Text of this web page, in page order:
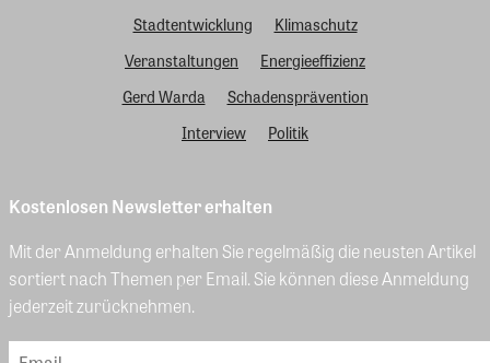
Stadtentwicklung
Klimaschutz
Veranstaltungen
Energieeffizienz
Gerd Warda
Schadensprävention
Interview
Politik
Kostenlosen Newsletter erhalten
Mit der Anmeldung erhalten Sie regelmäßig die neusten Artikel
sortiert nach Themen per Email. Sie können diese Anmeldung
jederzeit zurücknehmen.